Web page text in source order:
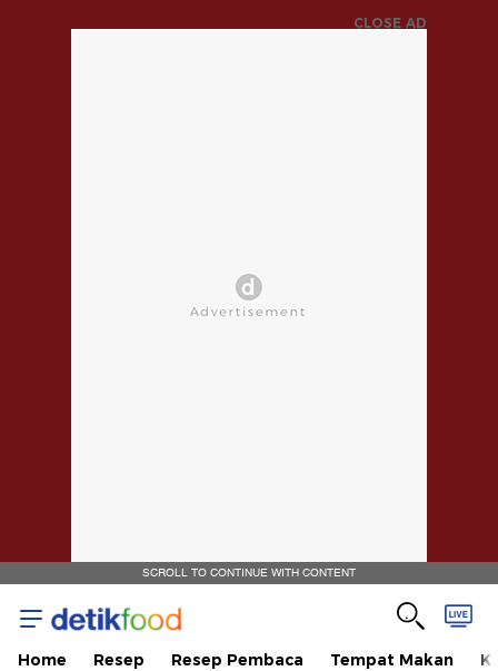
CLOSE AD
SCROLL TO CONTINUE WITH CONTENT
Home Resep Resep Pembaca Tempat Makan